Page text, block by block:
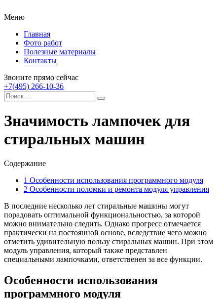
Меню
Главная
Фото работ
Полезные материалы
Контакты
Звоните прямо сейчас
+7(495) 266-10-36
Значимость лампочек для
стиральных машин
Содержание
1 Особенности использования программного модуля
2 Особенности поломки и ремонта модуля управления
В последние несколько лет стиральные машины могут
порадовать оптимальной функциональностью, за которой
можно внимательно следить. Однако прогресс отмечается
практически на постоянной основе, вследствие чего можно
отметить удивительную пользу стиральных машин. При этом
модуль управления, который также представлен
специальными лампочками, ответственен за все функции.
Особенности использования
программного модуля